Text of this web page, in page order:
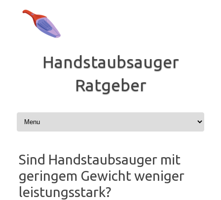
Inhalt
springen
Handstaubsauger
Ratgeber
Sind Handstaubsauger mit
geringem Gewicht weniger
leistungsstark?